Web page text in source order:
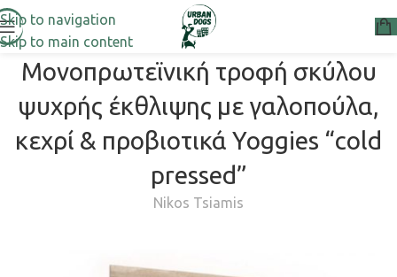
Skip to navigation
Skip to main content
Μονοπρωτεϊνική τροφή σκύλου
ψυχρής έκθλιψης με γαλοπούλα,
κεχρί & προβιοτικά Yoggies “cold
pressed”
Nikos Tsiamis